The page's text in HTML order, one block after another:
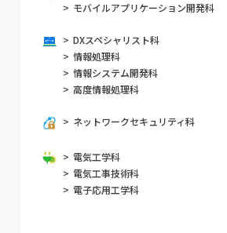
> モバイルアプリケーション開発科
> DXスペシャリスト科
> 情報処理科
> 情報システム開発科
> 高度情報処理科
> ネットワークセキュリティ科
> 電気工学科
> 電気工事技術科
> 電子応用工学科